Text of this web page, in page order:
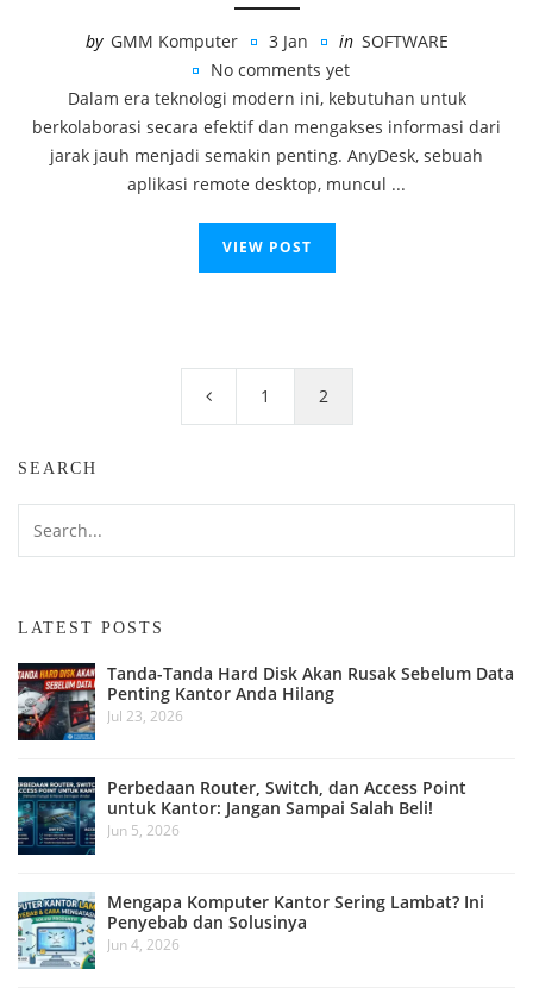
by GMM Komputer 3 Jan in SOFTWARE
No comments yet
Dalam era teknologi modern ini, kebutuhan untuk
berkolaborasi secara efektif dan mengakses informasi dari
jarak jauh menjadi semakin penting. AnyDesk, sebuah
aplikasi remote desktop, muncul ...
VIEW POST
1 2
SEARCH
LATEST POSTS
Tanda-Tanda Hard Disk Akan Rusak Sebelum Data
Penting Kantor Anda Hilang
Jul 23, 2026
Perbedaan Router, Switch, dan Access Point
untuk Kantor: Jangan Sampai Salah Beli!
Jun 5, 2026
Mengapa Komputer Kantor Sering Lambat? Ini
Penyebab dan Solusinya
Jun 4, 2026